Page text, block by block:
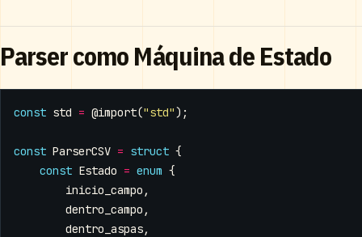
Parser como Máquina de Estado
const std = @import("std");
const ParserCSV = struct {
const Estado = enum {
inicio_campo ,
dentro_campo ,
dentro_aspas,